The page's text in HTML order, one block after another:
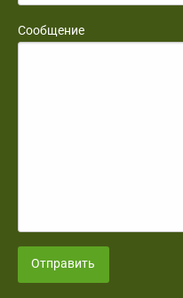
Сообщение
Отправить